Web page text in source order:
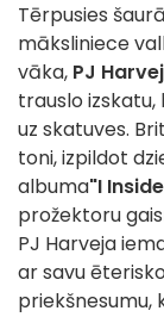
Tērpusies
māksliniece
vāka, PJ
trauslo izskatu,
uz skatuves.
toni, izpildot
albuma"I
prožektoru
PJ Harveja
ar savu
priekšnesumu,